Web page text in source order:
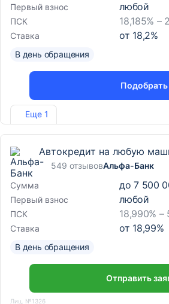
Еще 1
Первый взнос любой
ПСК 18,185% –
Ставка от 18,2%
В день обращения
Подобрать
Лиц. №2275
Автокредит на любую
549 отзывовАльфа-Банк
Сумма
до 7 500
Первый взнос любой
ПСК 18,990% –
Ставка от 18,99%
В день обращения
Отправить
Лиц. №1326